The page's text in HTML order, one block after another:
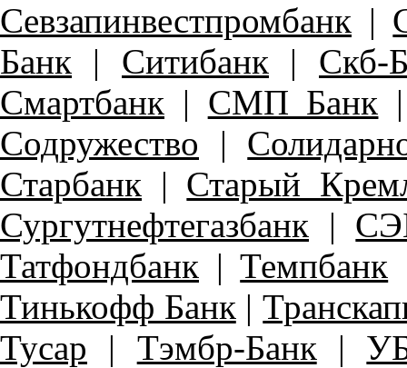
Севзапинвестпромбанк |
Банк | Ситибанк | Скб-
Смартбанк | СМП Банк
Содружество |
Старбанк | Старый
Сургутнефтегазбанк |
Татфондбанк |Темпбанк
Тинькофф Банк |
Тусар | Тэмбр-Банк |